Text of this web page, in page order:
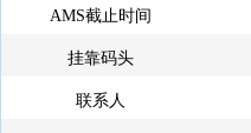
AMS截止时间
挂靠码头
联系人